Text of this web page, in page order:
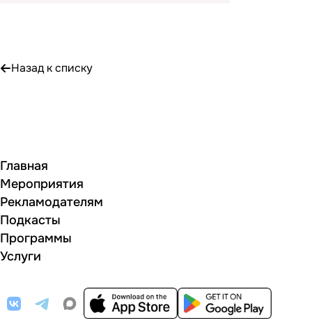
Назад к списку
Главная
Мероприятия
Рекламодателям
Подкасты
Программы
Услуги